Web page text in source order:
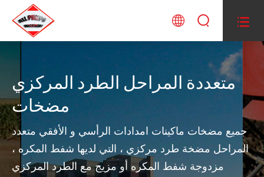
  
متعددة المراحل الطرد المركزي
مضخات
جميع مضخات ماكينات امدادات الرأسي و الأفقي متعدد
المراحل مضخة طرد مركزي ، التي لديها شفط المكره ،
مزدوجة شفط المكره أو مزيج مع الطرد المركزي